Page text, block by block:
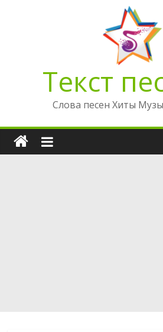
Текст
Слова песен Хиты